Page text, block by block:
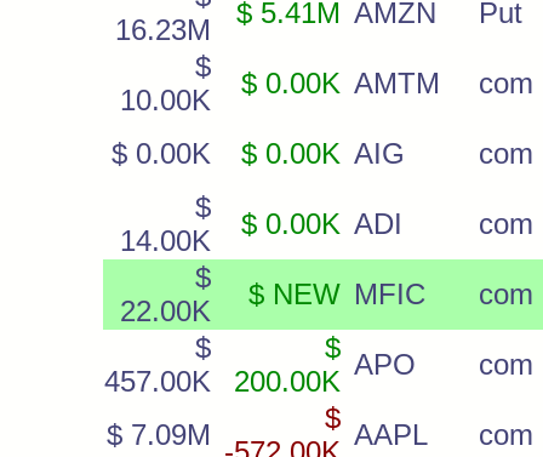
16.23M
$ 5.41M AMZN
Put
$
10.00K
$ 0.00K AMTM com
$ 0.00K $ 0.00K AIG
com
$
14.00K
$ 0.00K ADI
com
$
22.00K
$ NEW MFIC
com
$
457.00K
$
200.00K
APO com
$ 7.09M
$
AAPL
com